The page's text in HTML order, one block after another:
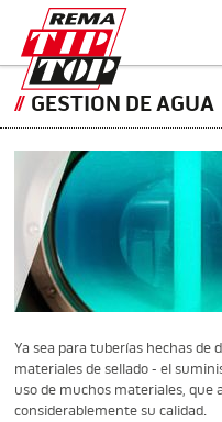
GESTION DE AGUA
Ya sea para tuberías hechas de
materiales de sellado - el
uso de muchos materiales, que
considerablemente su calidad.